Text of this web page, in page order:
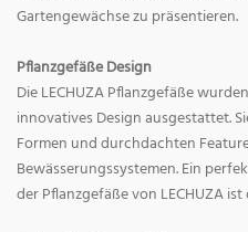
Gartengewächse zu präsentieren.
Pflanzgefäße Design
Die LECHUZA Pflanzgefäße
innovatives Design ausgestattet.
Formen und durchdachten
Bewässerungssystemen. Ein
der Pflanzgefäße von LECHUZA